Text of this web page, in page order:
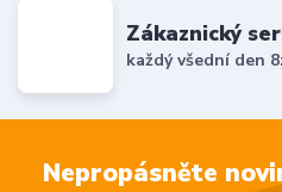
Zákaznický
každý všední den
Nepropásněte